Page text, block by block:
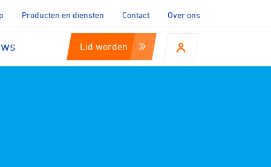
Producten en diensten Contact Over ons
Lid worden